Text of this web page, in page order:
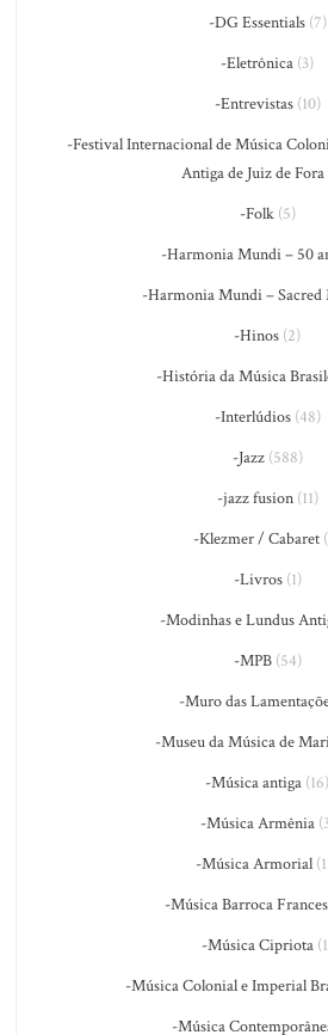
-DG Essentials(7)
-Eletrônica (3)
-Entrevistas(10)
-Festival Internacional de Música
Antiga de Juiz de Fora
-Folk(5)
-Harmonia Mundi – 50
-Harmonia Mundi – Sacred
-Hinos (2)
-História da Música
-Interlúdios(48)
-Jazz(588)
-jazz fusion(11)
-Klezmer / Cabaret
-Livros(1)
-Modinhas e Lundus
-MPB(54)
-Muro das
-Museu da Música de
-Música antiga (16)
-Música Armênia
-Música Armorial
-Música Barroca
-Música Cipriota
-Música Colonial e Imperial
-Música